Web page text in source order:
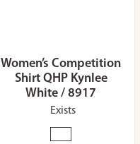
Women’s Competition
Shirt QHP Kynlee
White / 8917
Exists